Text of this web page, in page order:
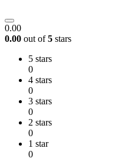
0.00
0.00 out of5 stars
5 stars
0
4 stars
0
3 stars
0
2 stars
0
1 star
0